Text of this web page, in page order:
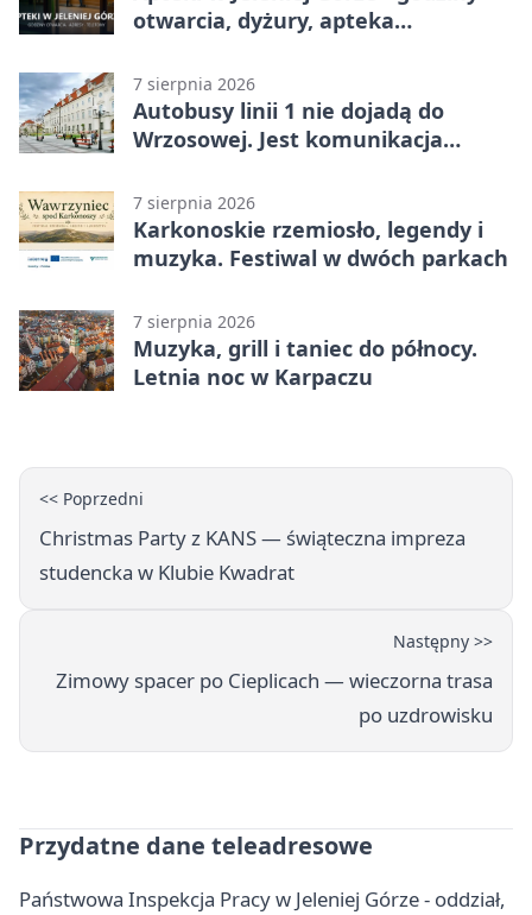
otwarcia, dyżury, apteka
7 sierpnia 2026
Autobusy linii 1 nie dojadą do
Wrzosowej. Jest komunikacja
7 sierpnia 2026
Karkonoskie rzemiosło, legendy i
muzyka. Festiwal w dwóch parkach
7 sierpnia 2026
Muzyka, grill i taniec do północy.
Letnia noc w Karpaczu
<< Poprzedni
Christmas Party z KANS — świąteczna impreza
studencka w Klubie Kwadrat
Następny >>
Zimowy spacer po Cieplicach — wieczorna trasa
po uzdrowisku
Przydatne dane teleadresowe
Państwowa Inspekcja Pracy w Jeleniej Górze - oddział,